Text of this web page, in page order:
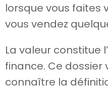
lorsque vous faites
vous vendez
La valeur constitue
finance. Ce
connaître la